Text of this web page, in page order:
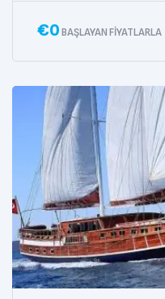
€0 BAŞLAYAN FIYATLARLA